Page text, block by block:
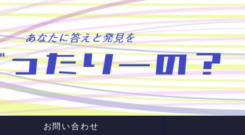
お問い合わせ